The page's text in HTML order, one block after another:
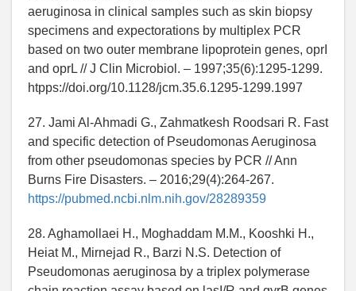
aeruginosa in clinical samples such as skin biopsy
specimens and expectorations by multiplex PCR
based on two outer membrane lipoprotein genes, oprI
and oprL // J Clin Microbiol. – 1997;35(6):1295-1299.
htpps://doi.org/10.1128/jcm.35.6.1295-1299.1997
27. Jami Al-Ahmadi G., Zahmatkesh Roodsari R. Fast
and specific detection of Pseudomonas Aeruginosa
from other pseudomonas species by PCR // Ann
Burns Fire Disasters. – 2016;29(4):264-267.
https://pubmed.ncbi.nlm.nih.gov/28289359
28. Aghamollaei H., Moghaddam M.M., Kooshki H.,
Heiat M., Mirnejad R., Barzi N.S. Detection of
Pseudomonas aeruginosa by a triplex polymerase